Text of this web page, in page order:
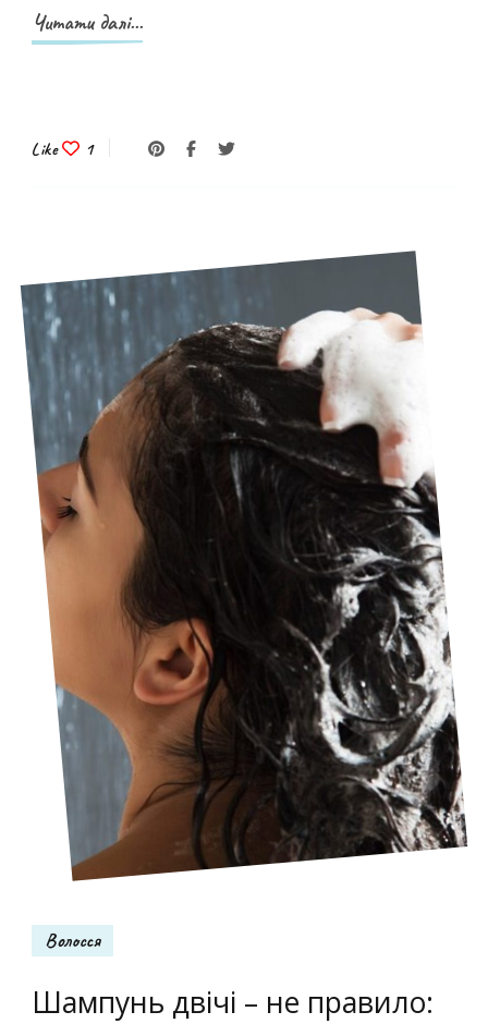
Читати далі...
Like 1
Волосся
Шампунь двічі – не правило: